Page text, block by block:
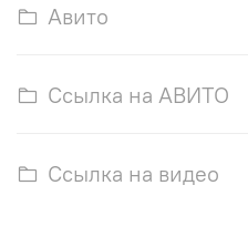
Авито
Ссылка на АВИТО
Ссылка на видео